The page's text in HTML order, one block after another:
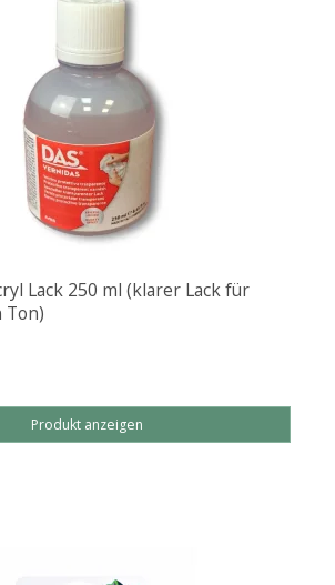
Lack 250 ml (klarer Lack für
Produkt anzeigen